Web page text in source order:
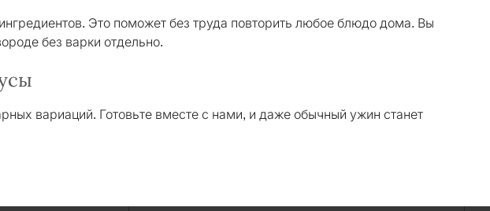
Это поможет без труда повторить любое блюдо дома. Вы
без варки отдельно.
вариаций. Готовьте вместе с нами, и даже обычный ужин станет